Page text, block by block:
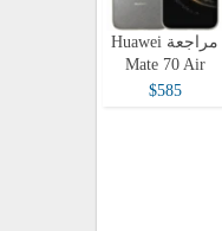
مراجعة Huawei
Mate 70 Air
$585